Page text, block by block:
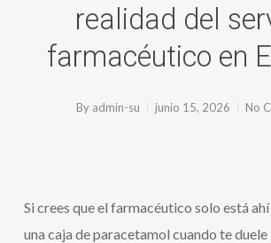
realidad del
farmacéutico en
By admin-su junio 15, 2026 No
Si crees que el farmacéutico solo está
una caja de paracetamol cuando te duele